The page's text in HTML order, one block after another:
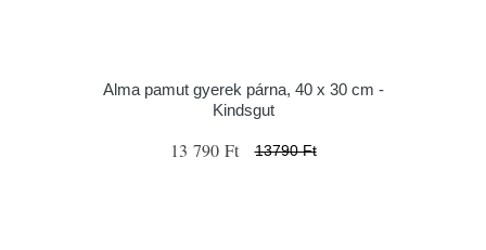
Alma pamut gyerek párna, 40 x 30 cm -
Kindsgut
13 790 Ft 13790 Ft